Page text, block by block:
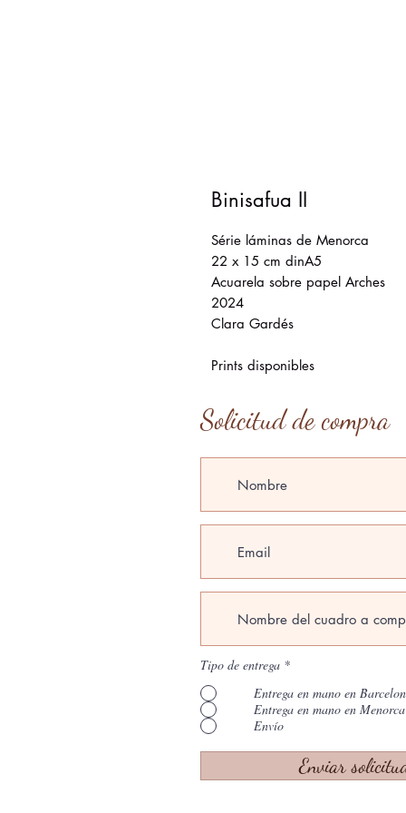
Binisafua II
Série láminas de Menorca
22 x 15 cm dinA5
Acuarela sobre papel Arches
2024
Clara Gardés
Prints disponibles
Solicitud de compra
Tipo de entrega *
Entrega en mano en
Entrega en mano en Menorca
Envío
Enviar